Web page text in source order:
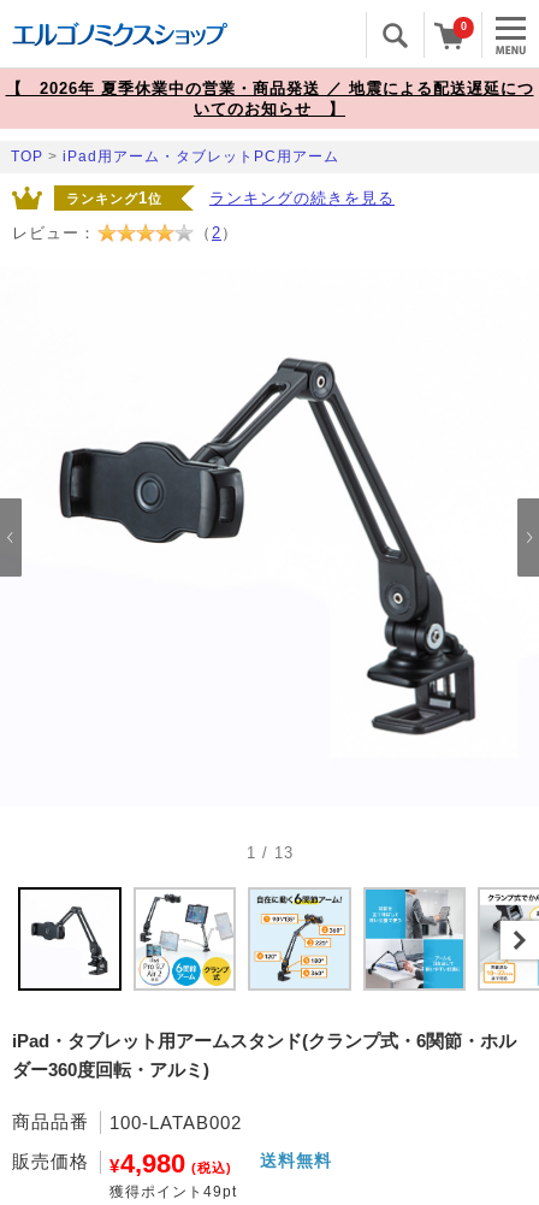
0
【 2026年 夏季休業中の営業・商品発送 ／ 地震による配送遅延につ
いてのお知らせ 】
TOP > iPad用アーム・タブレットPC用アーム
ランキング1位
ランキングの続きを見る
レビュー：
（ 2 ）
1 / 13
iPad・タブレット用アームスタンド(クランプ式・6関節・ホル
ダー360度回転・アルミ)
商品品番
100-LATAB002
販売価格
¥4,980 (税込)
獲得ポイント49pt
送料無料